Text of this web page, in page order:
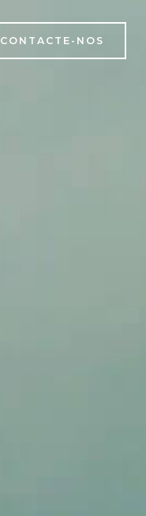
CONTACTE-NOS